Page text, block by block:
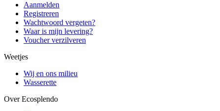
Aanmelden
Registreren
Wachtwoord vergeten?
Waar is mijn levering?
Voucher verzilveren
Weetjes
Wij en ons milieu
Wasserette
Over Ecosplendo